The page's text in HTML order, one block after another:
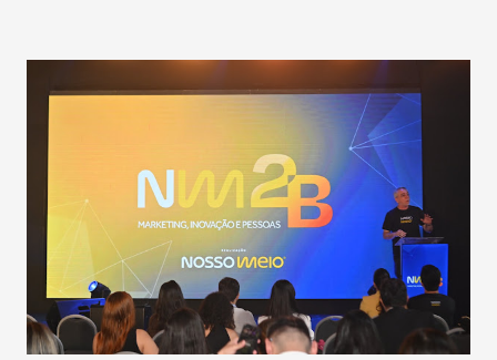
população suspeita e de cuidados com os ambientes
públicos e domiciliares. “Nós não estamos vivendo uma
epidemia comum, como temos em todos os anos, com
aumento de casos de dengue, influenza ou H1N1. Trata-se
de uma epidemia com um vírus diferente, com um poder de
contaminação maior que outros coronavírus”, apontou o
secretário. Segundo ele, é uma epidemia com chance de
contaminação alta, podendo gerar um grande risco à
população e ao sistema de saúde. “Precisamos saber fazer a